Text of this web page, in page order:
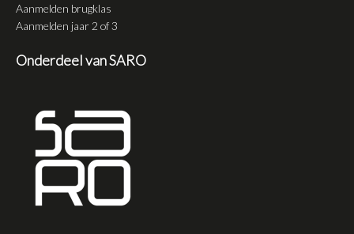
Aanmelden brugklas
Aanmelden jaar 2 of 3
Onderdeel van SARO